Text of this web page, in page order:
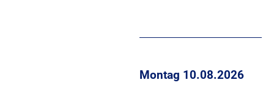
Montag 10.08.2026